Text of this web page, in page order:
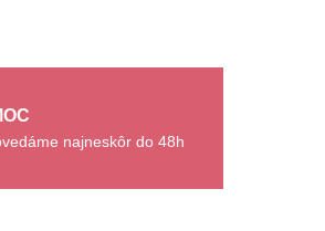
najneskôr do 48h